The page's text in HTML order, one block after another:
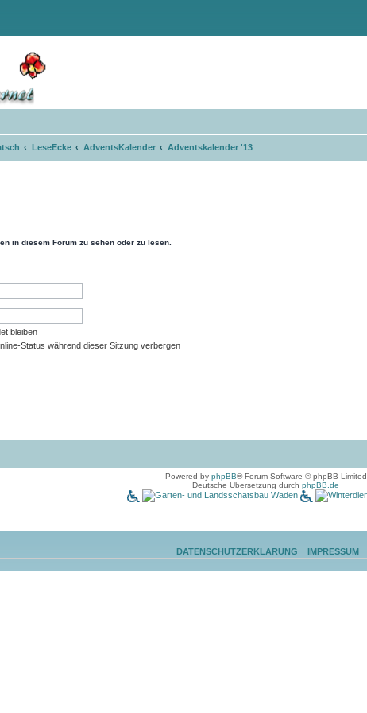
LeseEcke AdventsKalender Adventskalender '13
in diesem Forum zu sehen oder zu lesen.
bleiben
Status während dieser Sitzung verbergen
Powered by phpBB® Forum Software © phpBB Limited
Deutsche Übersetzung durch phpBB.de
DATENSCHUTZERKLÄRUNG IMPRESSUM